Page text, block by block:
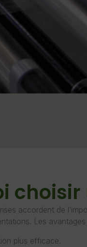
accordent de
Les
plus efficace.